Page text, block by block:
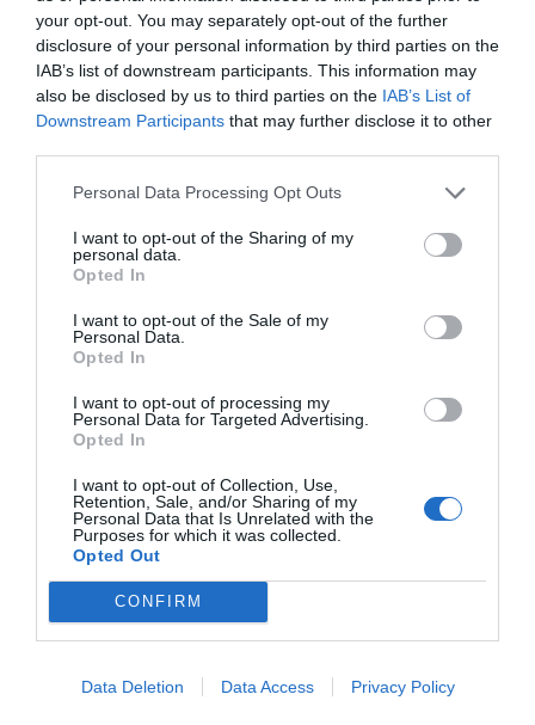
your opt-out. You may separately opt-out of the further
disclosure of your personal information by third parties on the
IAB’s list of downstream participants. This information may
also be disclosed by us to third parties on the IAB’s List of
Downstream Participants that may further disclose it to other
Personal Data Processing Opt Outs
I want to opt-out of the Sharing of my
personal data.
Opted In
I want to opt-out of the Sale of my
Personal Data.
Opted In
I want to opt-out of processing my
Personal Data for Targeted Advertising.
Opted In
I want to opt-out of Collection, Use,
Retention, Sale, and/or Sharing of my
Personal Data that Is Unrelated with the
Purposes for which it was collected.
Opted Out
CONFIRM
Data Deletion Data Access Privacy Policy
Laisser un commentaire
Votre adresse e-mail ne sera pas publiée.Les champs
obligatoires sont indiqués avec*
Commentaire*
*
E-mail*